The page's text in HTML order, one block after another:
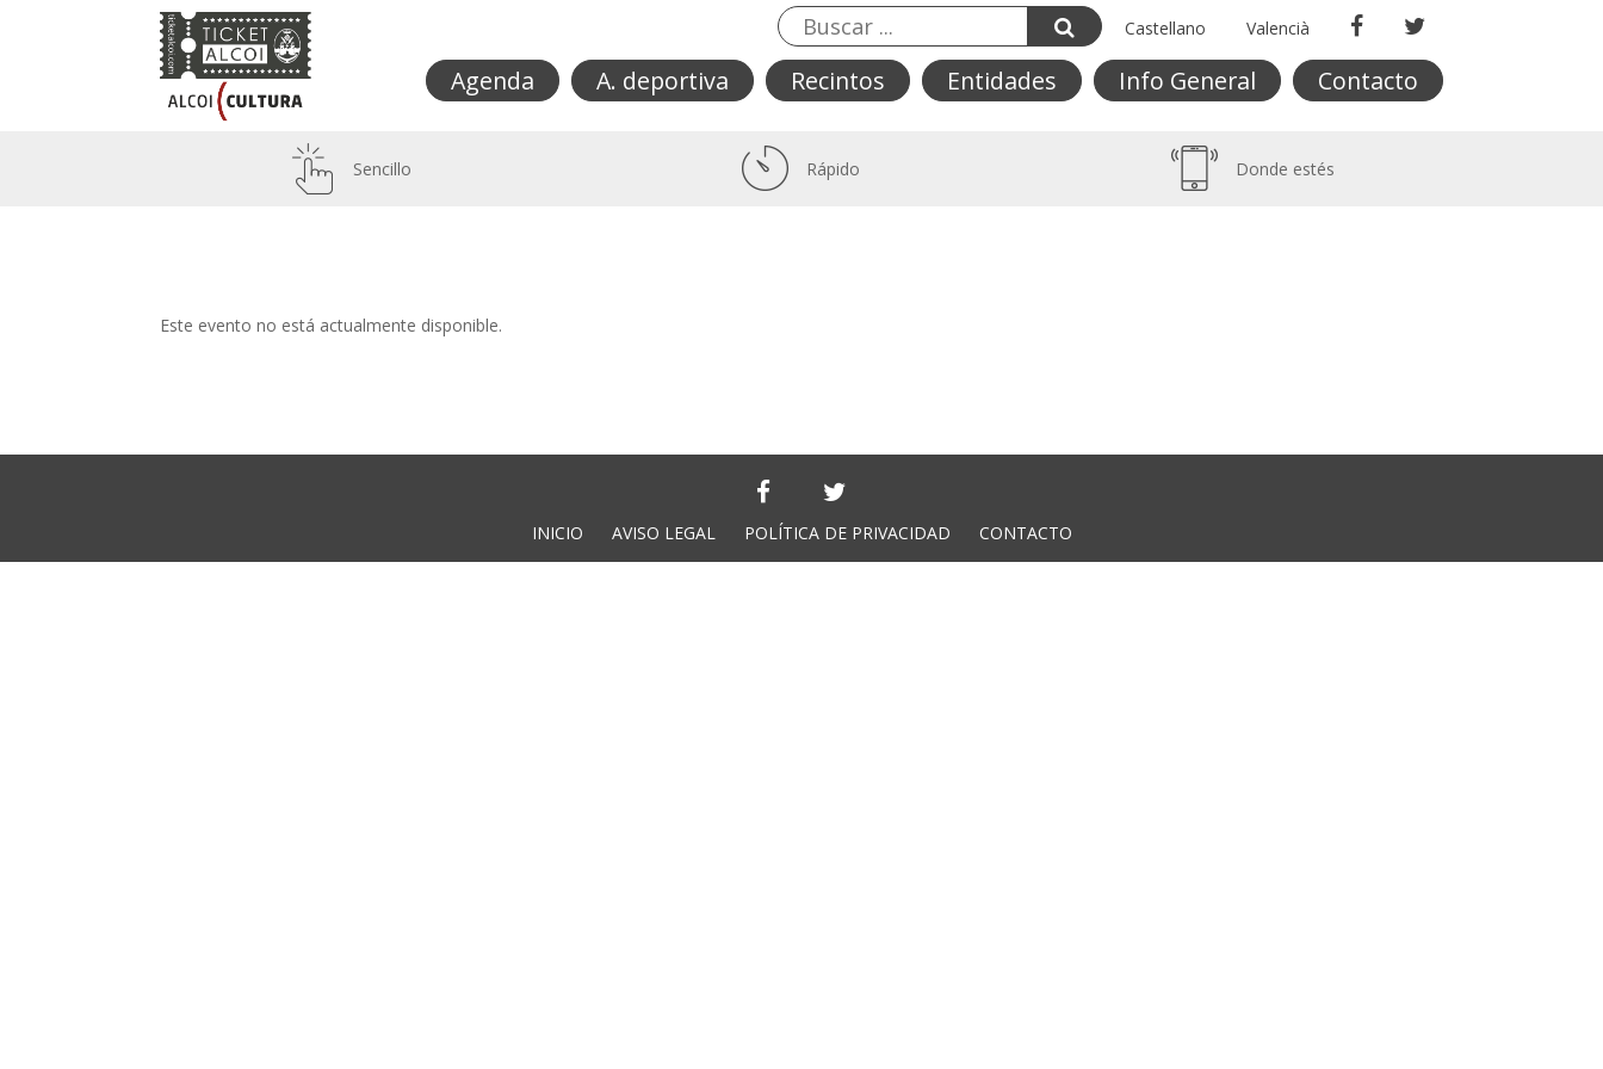
Castellano Valencià
Agenda A. deportiva Recintos Entidades Info General Contacto
Sencillo Rápido Donde estés
Este evento no está actualmente disponible.
INICIO AVISO LEGAL POLÍTICA DE PRIVACIDAD CONTACTO